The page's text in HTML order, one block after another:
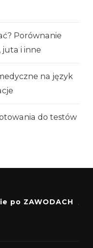
Porównanie
juta i inne
na język
do testów
po ZAWODACH